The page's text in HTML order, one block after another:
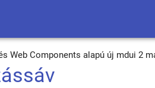
Web Components alapú új mdui 2